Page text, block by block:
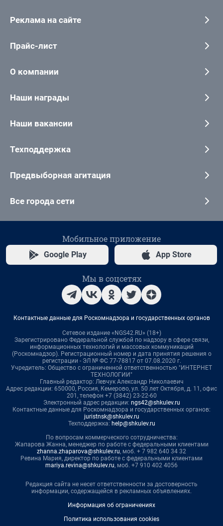
Реклама на сайте
Прайс-лист
О компании
Наши награды
Наши вакансии
Техподдержка
Предвыборная агитация
Все города сети
Мобильное приложение
Google Play App Store
Мы в соцсетях
Контактные данные для Роскомнадзора и государственных органов
Сетевое издание «NGS42.RU» (18+)
Зарегистрировано Федеральной службой по надзору в сфере связи,
информационных технологий и массовых коммуникаций
(Роскомнадзор). Регистрационный номер и дата принятия решения о
регистрации - ЭЛ № ФС 77-78817 от 07.08.2020 г.
Учредитель: Общество с ограниченной ответственностью "ИНТЕРНЕТ
ТЕХНОЛОГИИ"
Главный редактор: Левчук Александр Николаевич
Адрес редакции: 650000, Россия, Кемерово, ул. 50 лет Октября, д. 11, офис
201, телефон +7 (3842) 23-22-60
Электронный адрес редакции: ngs42@shkulev.ru
Контактные данные для Роскомнадзора и государственных органов:
juristnsk@shkulev.ru
Техподдержка: help@shkulev.ru
По вопросам коммерческого сотрудничества:
Жапарова Жанна, менеджер по работе с федеральными клиентами
zhanna.zhaparova@shkulev.ru, моб. + 7 982 640 34 32
Ревина Мария, директор по работе с федеральными клиентами
mariya.revina@shkulev.ru, моб. +7 910 402 4056
Редакция сайта не несет ответственности за достоверность
информации, содержащейся в рекламных объявлениях.
Информация об ограничениях
Политика использования cookies